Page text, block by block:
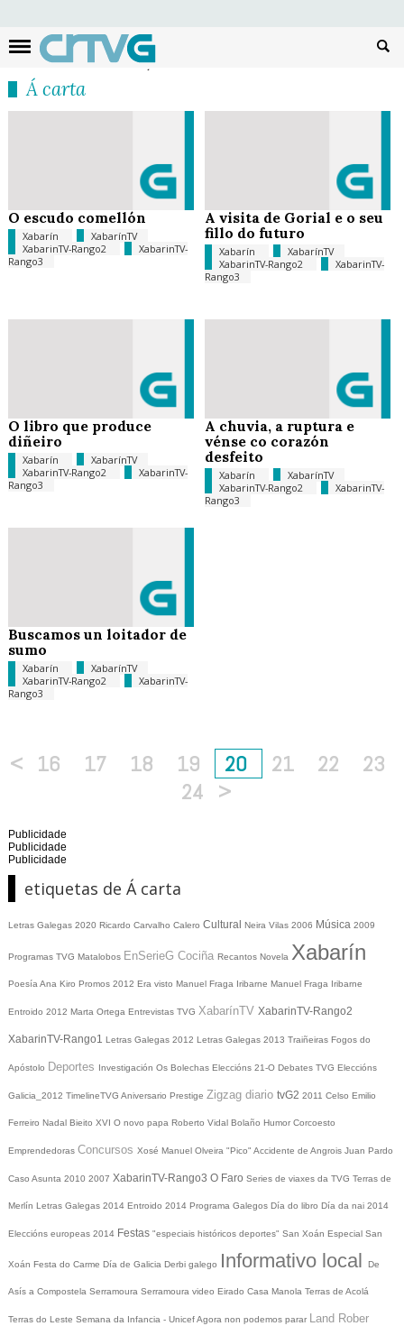
Á carta
O escudo comellón
Xabarín
XabarínTV
XabarinTV-Rango2
XabarinTV-
Rango3
A visita de Gorial e o seu
fillo do futuro
Xabarín
XabarínTV
XabarinTV-Rango2
XabarinTV-
Rango3
O libro que produce
diñeiro
Xabarín
XabarínTV
XabarinTV-Rango2
XabarinTV-
Rango3
A chuvia, a ruptura e
vénse co corazón
desfeito
Xabarín
XabarínTV
XabarinTV-Rango2
XabarinTV-
Rango3
Buscamos un loitador de
sumo
Xabarín
XabarínTV
XabarinTV-Rango2
XabarinTV-
Rango3
< 16 17 18 19 20 21 22
23
24 >
Publicidade
Publicidade
Publicidade
etiquetas de Á carta
Letras Galegas 2020 Ricardo Carvalho Calero Cultural Neira Vilas 2006 Música 2009
Programas TVG Matalobos EnSerieG Cociña Recantos Novela Xabarín
Poesía Ana Kiro Promos 2012 Era visto Manuel Fraga Iribarne Manuel Fraga Iribarne
Entroido 2012 Marta Ortega Entrevistas TVG XabarínTV XabarinTV-Rango2
XabarinTV-Rango1 Letras Galegas 2012 Letras Galegas 2013 Traiñeiras Fogos do
Apóstolo Deportes Investigación Os Bolechas Eleccións 21-O Debates TVG Eleccións
Galicia_2012 TimelineTVG Aniversario Prestige Zigzag diario tvG2 2011 Celso Emilio
Ferreiro Nadal Bieito XVI O novo papa Roberto Vidal Bolaño Humor Corcoesto
Emprendedoras Concursos Xosé Manuel Olveira "Pico" Accidente de Angrois Juan Pardo
Caso Asunta 2010 2007 XabarinTV-Rango3 O Faro Series de viaxes da TVG Terras de
Merlín Letras Galegas 2014 Entroido 2014 Programa Galegos Día do libro Día da nai 2014
Eleccións europeas 2014 Festas "especiais históricos deportes" San Xoán Especial San
Xoán Festa do Carme Día de Galicia Derbi galego Informativo local De
Asís a Compostela Serramoura Serramoura video Eirado Casa Manola Terras de Acolá
Terras do Leste Semana da Infancia - UnicefAgora non podemos parar Land Rober